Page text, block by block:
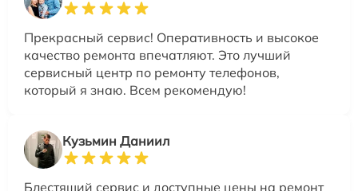
Прекрасный сервис! Оперативность и высокое
качество ремонта впечатляют. Это лучший
сервисный центр по ремонту телефонов,
который я знаю. Всем рекомендую!
Кузьмин Даниил
Блестящий сервис и доступные цены на ремонт